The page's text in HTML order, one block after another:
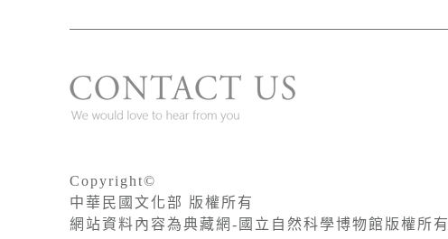
Copyright©
中華民國文化部 版權所有
網站資料內容為典藏網-國立自然科學博物館版權所有